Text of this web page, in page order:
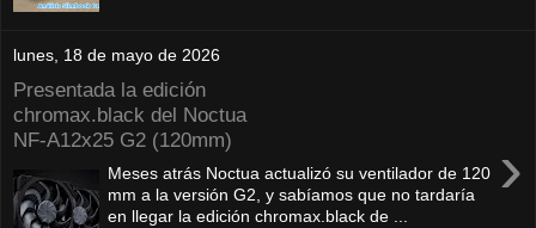
lunes, 18 de mayo de 2026
Presentada la edición
chromax.black del Noctua
NF‑A12x25 G2 (120mm)
›
Meses atrás Noctua actualizó su ventilador de 120
mm a la versión G2, y sabíamos que no tardaría
en llegar la edición chromax.black de ...